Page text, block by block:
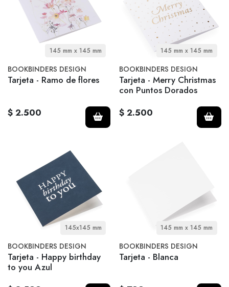
145 mm x 145 mm
BOOKBINDERS DESIGN
Tarjeta - Ramo de flores
$ 2.500
145 mm x 145 mm
BOOKBINDERS DESIGN
Tarjeta - Merry Christmas
con Puntos Dorados
$ 2.500
145x145 mm
BOOKBINDERS DESIGN
Tarjeta - Happy birthday
to you Azul
145 mm x 145 mm
BOOKBINDERS DESIGN
Tarjeta - Blanca